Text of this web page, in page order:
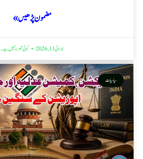
مضمون پڑھیں »
جولائی 11, 2026 کوئی تبصرہ نہیں ہے۔
سیاسیات